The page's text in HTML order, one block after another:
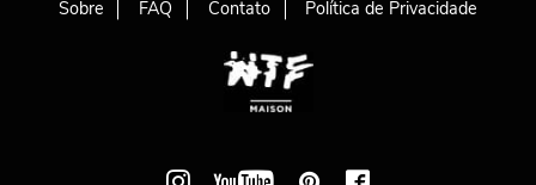
Sobre FAQ Contato Política de Privacidade